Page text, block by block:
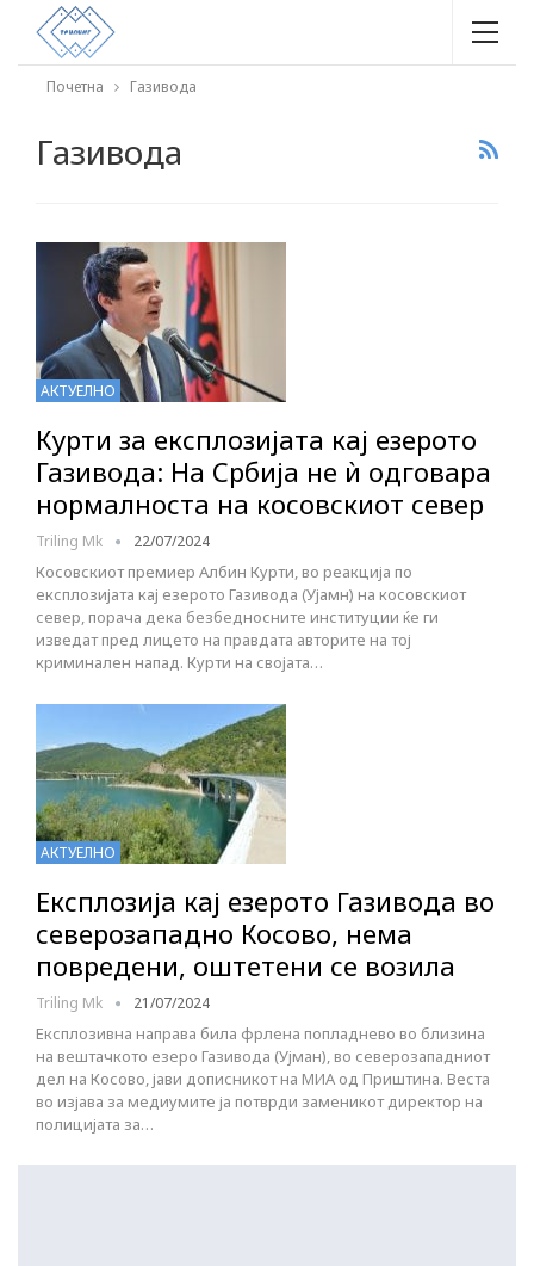
Почетна Газивода
Газивода
АКТУЕЛНО
Курти за експлозијата кај езерото
Газивода: На Србија не ѝ одговара
нормалноста на косовскиот север
Triling Mk 22/07/2024
Косовскиот премиер Албин Курти, во реакција по
експлозијата кај езерото Газивода (Ујамн) на косовскиот
север, порача дека безбедносните институции ќе ги
изведат пред лицето на правдата авторите на тој
криминален напад. Курти на својата…
АКТУЕЛНО
Експлозија кај езерото Газивода во
северозападно Косово, нема
повредени, оштетени се возила
Triling Mk 21/07/2024
Експлозивна направа била фрлена попладнево во близина
на вештачкото езеро Газивода (Ујман), во северозападниот
дел на Косово, јави дописникот на МИА од Приштина. Веста
во изјава за медиумите ја потврди заменикот директор на
полицијата за…